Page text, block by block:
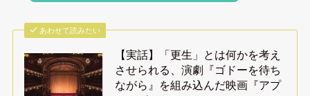
あわせて読みたい
【実話】「更生」とは何かを考え
させられる、演劇『ゴドーを待ち
ながら』を組み込んだ映画『アプ